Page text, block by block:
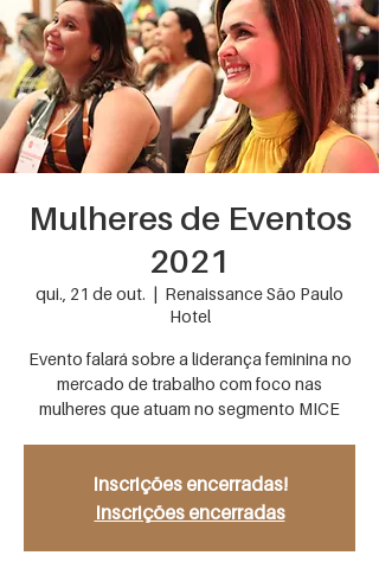
Mulheres de Eventos
2021
qui., 21 de out.
  |
Renaissance São Paulo
Hotel
Evento falará sobre a liderança feminina no
mercado de trabalho com foco nas
mulheres que atuam no segmento MICE
Inscrições encerradas!
Inscrições encerradas